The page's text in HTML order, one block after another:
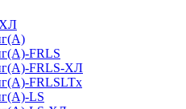
FRLS
FRLS-ХЛ
FRLSLTx
LS